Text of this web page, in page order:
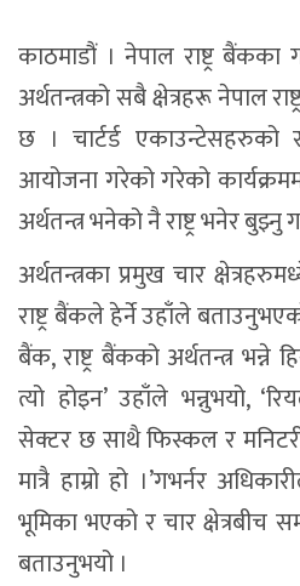
काठमाडौं । नेपाल राष्ट्र बैंकका
अर्थतन्त्रको सबै क्षेत्रहरू नेपाल
छ । चार्टर्ड
आयोजना गरेको गरेको
अर्थतन्त्र भनेको नै राष्ट्र भनेर
अर्थतन्त्रका प्रमुख चार
राष्ट्र बैंकले हेर्ने उहाँले
बैंक, राष्ट्र बैंकको अर्थतन्त्र
त्यो होइन’ उहाँले भन्नुभयो,
सेक्टर छ साथै फिस्कल र
मात्रै हाम्रो हो ।’गभर्नर
भूमिका भएको र चार क्षेत्रबीच
बताउनुभयो ।